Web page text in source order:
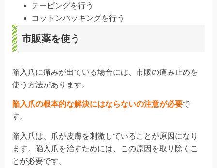
テーピングを行う
コットンパッキングを行う
市販薬を使う
陥入爪に痛みが出ている場合には、市販の痛み止めを
使う方法があります。
陥入爪の根本的な解決にはならないの注意が必要で
す。
陥入爪は、爪が皮膚を刺激していることが原因になり
ます。陥入爪を治すためには、この原因を取り除くこ
とが必要です。